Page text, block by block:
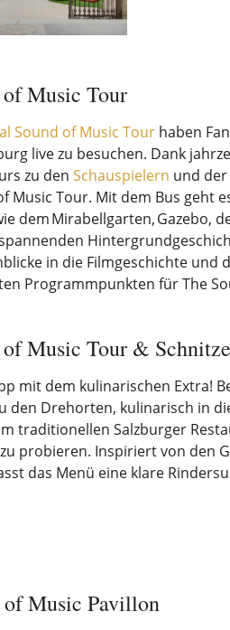
Music Tour
Sound of Music Tour haben
live zu besuchen. Dank
zu den Schauspielern und der
Music Tour. Mit dem Bus geht
dem Mirabellgarten, Gazebo,
in die Filmgeschichte
Programmpunkten für The
Music Tour &
mit dem kulinarischen Extra!
den Drehorten, kulinarisch in
traditionellen Salzburger
probieren. Inspiriert von den
das Menü eine klare
of Music Pavillon